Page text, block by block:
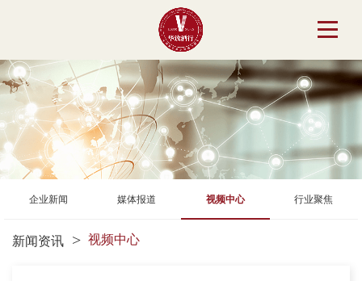
企业新闻 媒体报道 视频中心 行业聚焦
新闻资讯 视频中心